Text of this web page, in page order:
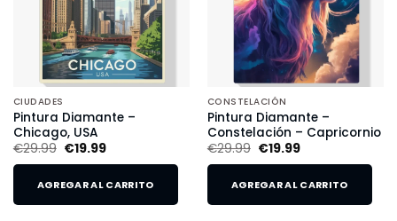
CIUDADES
Pintura Diamante –
Chicago, USA
€29.99 €19.99
AGREGAR AL CARRITO
CONSTELACIÓN
Pintura Diamante –
Constelación – Capricornio
€29.99 €19.99
AGREGAR AL CARRITO